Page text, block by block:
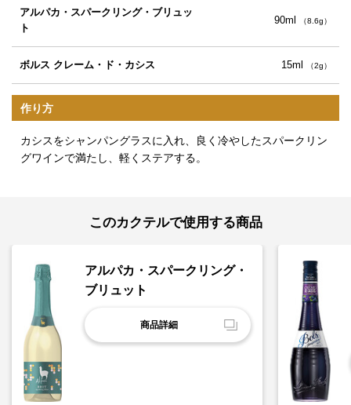
アルパカ・スパークリング・ブリュッ
ト
90ml （8.6g）
ボルス クレーム・ド・カシス 15ml （2g）
作り方
カシスをシャンパングラスに入れ、良く冷やしたスパークリン
グワインで満たし、軽くステアする。
このカクテルで使用する商品
アルパカ・スパークリング・
ブリュット
商品詳細